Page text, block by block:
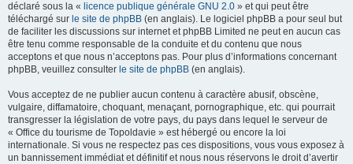
déclaré sous la « licence publique générale GNU 2.0 » et qui peut être
téléchargé sur le site de phpBB (en anglais). Le logiciel phpBB a pour seul but
de faciliter les discussions sur internet et phpBB Limited ne peut en aucun cas
être tenu comme responsable de la conduite et du contenu que nous
acceptons et que nous n’acceptons pas. Pour plus d’informations concernant
phpBB, veuillez consulter le site de phpBB (en anglais).
Vous acceptez de ne publier aucun contenu à caractère abusif, obscène,
vulgaire, diffamatoire, choquant, menaçant, pornographique, etc. qui pourrait
transgresser la législation de votre pays, du pays dans lequel le serveur de
« Office du tourisme de Topoldavie » est hébergé ou encore la loi
internationale. Si vous ne respectez pas ces dispositions, vous vous exposez à
un bannissement immédiat et définitif et nous nous réservons le droit d’avertir